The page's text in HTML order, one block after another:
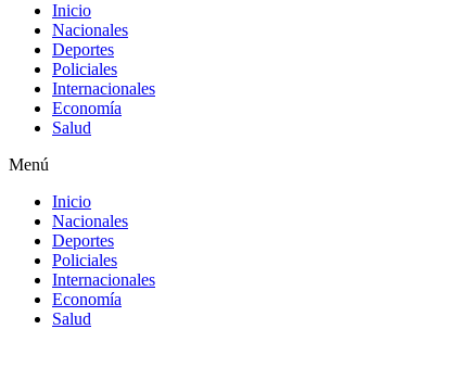
Inicio
Nacionales
Deportes
Policiales
Internacionales
Economía
Salud
Menú
Inicio
Nacionales
Deportes
Policiales
Internacionales
Economía
Salud